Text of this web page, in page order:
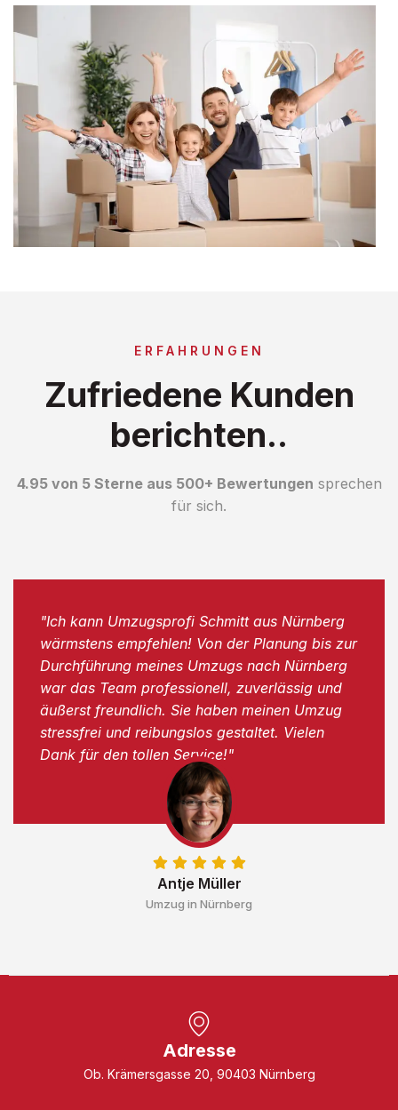
ERFAHRUNGEN
Zufriedene Kunden
berichten..
4.95 von 5 Sterne aus 500+ Bewertungen sprechen
für sich.
Antje Müller
Umzug in Nürnberg
"Ich kann Umzugsprofi Schmitt aus Nürnberg
wärmstens empfehlen! Von der Planung bis zur
Durchführung meines Umzugs nach Nürnberg
war das Team professionell, zuverlässig und
äußerst freundlich. Sie haben meinen Umzug
stressfrei und reibungslos gestaltet. Vielen
Dank für den tollen Service!"
Adresse
Ob. Krämersgasse 20, 90403 Nürnberg